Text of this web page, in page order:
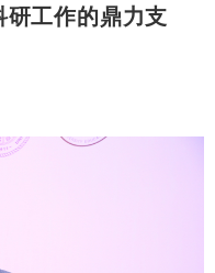
工作的鼎力支